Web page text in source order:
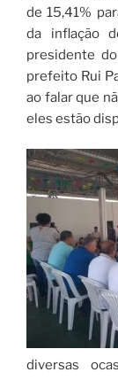
de 15,41%
da inflação
presidente
prefeito Rui
ao falar que
eles estão
diversas